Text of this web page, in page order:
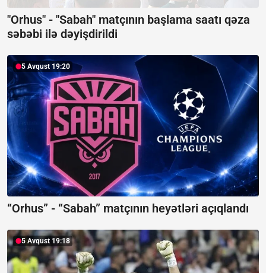
"Orhus" - "Sabah" matçının başlama saatı qəza
səbəbi ilə dəyişdirildi
5 Avqust 19:20
“Orhus” - “Sabah” matçının heyətləri açıqlandı
5 Avqust 19:18